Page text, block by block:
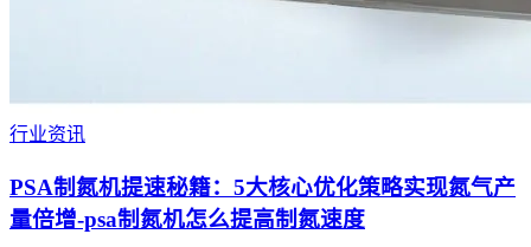
行业资讯
PSA制氮机提速秘籍：5大核心优化策略实现氮气产
量倍增-psa制氮机怎么提高制氮速度